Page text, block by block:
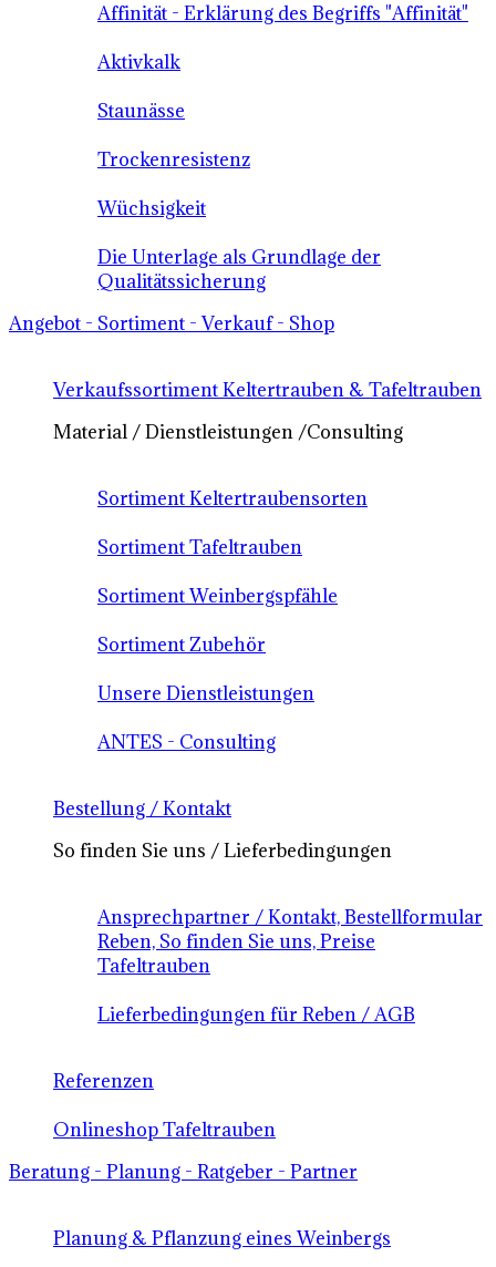
Affinität - Erklärung des Begriffs "Affinität"
Aktivkalk
Staunässe
Trockenresistenz
Wüchsigkeit
Die Unterlage als Grundlage der
Qualitätssicherung
Angebot - Sortiment - Verkauf - Shop
Verkaufssortiment Keltertrauben & Tafeltrauben
Material / Dienstleistungen /Consulting
Sortiment Keltertraubensorten
Sortiment Tafeltrauben
Sortiment Weinbergspfähle
Sortiment Zubehör
Unsere Dienstleistungen
ANTES - Consulting
Bestellung / Kontakt
So finden Sie uns / Lieferbedingungen
Ansprechpartner / Kontakt, Bestellformular
Reben, So finden Sie uns, Preise
Tafeltrauben
Lieferbedingungen für Reben / AGB
Referenzen
Onlineshop Tafeltrauben
Beratung - Planung - Ratgeber - Partner
Planung & Pflanzung eines Weinbergs